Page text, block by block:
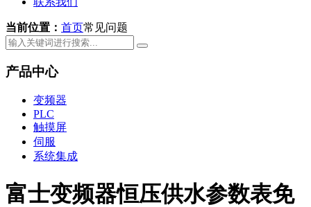
当前位置： 首页常见问题
产品中心
变频器
PLC
触摸屏
伺服
系统集成
富士变频器恒压供水参数表免